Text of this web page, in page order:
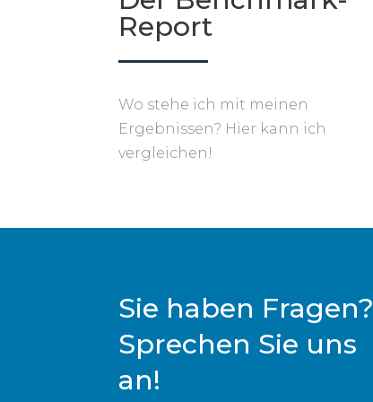
Report
Wo stehe ich mit meinen
Ergebnissen? Hier kann ich
vergleichen!
Sie haben Fragen?
Sprechen Sie uns
an!